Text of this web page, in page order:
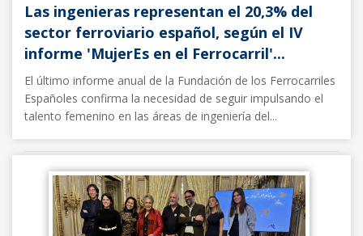
Las ingenieras representan el 20,3% del
sector ferroviario español, según el IV
informe 'MujerEs en el Ferrocarril'...
El último informe anual de la Fundación de los Ferrocarriles
Españoles confirma la necesidad de seguir impulsando el
talento femenino en las áreas de ingeniería del...
Noticias FFE 06/03/2026